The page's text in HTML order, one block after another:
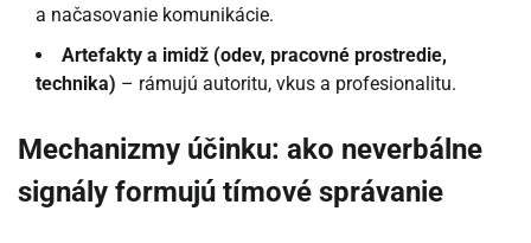
a načasovanie komunikácie.
Artefakty a imidž (odev, pracovné prostredie,
technika) – rámujú autoritu, vkus a profesionalitu.
Mechanizmy účinku: ako neverbálne
signály formujú tímové správanie